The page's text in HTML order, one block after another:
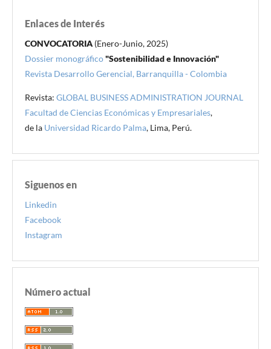
Enlaces de Interés
CONVOCATORIA (Enero-Junio, 2025)
Dossier monográfico"Sostenibilidad e Innovación"
Revista Desarrollo Gerencial, Barranquilla - Colombia
Revista: GLOBAL BUSINESS ADMINISTRATION JOURNAL
Facultad de Ciencias Económicas y Empresariales,
de la Universidad Ricardo Palma, Lima, Perú.
Siguenos en
Linkedin
Facebook
Instagram
Número actual